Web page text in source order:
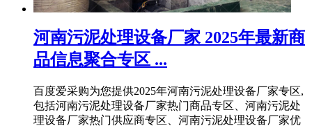
河南污泥处理设备厂家 2025年最新商
品信息聚合专区 ...
百度爱采购为您提供2025年河南污泥处理设备厂家专区,
包括河南污泥处理设备厂家热门商品专区、河南污泥处
理设备厂家热门供应商专区、河南污泥处理设备厂家优